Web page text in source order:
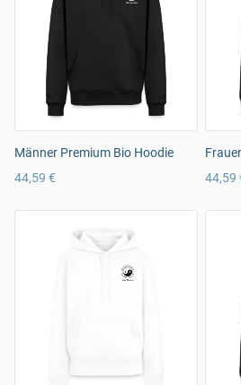
Männer Premium Bio Hoodie
44,59 €
44,59